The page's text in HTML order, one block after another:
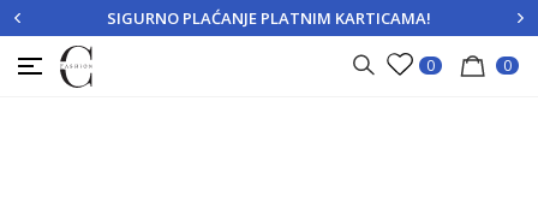
PRIJAVITE SE REGISTRUJTE SE
SIGURNO PLAĆANJE PLATNIM KARTICAMA!
0 0